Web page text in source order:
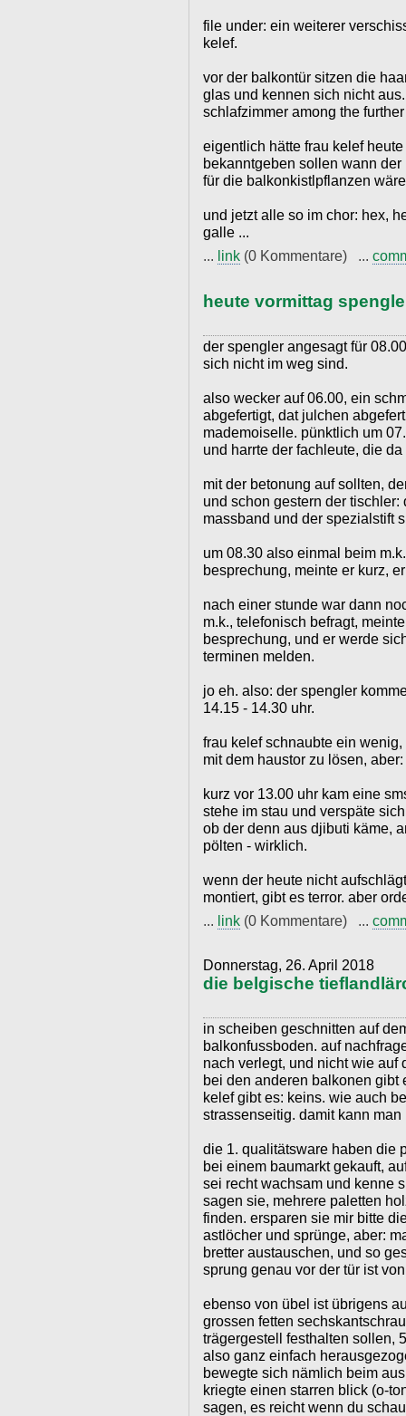
file under: ein weiterer
kelef.
vor der balkontür sitzen die
glas und kennen sich nicht
schlafzimmer among the
eigentlich hätte frau kelef
bekanntgeben sollen wann
für die balkonkistlpflanzen
und jetzt alle so im chor: hex,
galle ...
... link (0 Kommentare) ...
heute vormittag
der spengler angesagt für
sich nicht im weg sind.
also wecker auf 06.00, ein
abgefertigt, dat julchen
mademoiselle. pünktlich um
und harrte der fachleute, die
mit der betonung auf sollten,
und schon gestern der
massband und der spezialstift
um 08.30 also einmal beim
besprechung, meinte er kurz,
nach einer stunde war dann
m.k., telefonisch befragt,
besprechung, und er werde
terminen melden.
jo eh. also: der spengler
14.15 - 14.30 uhr.
frau kelef schnaubte ein
mit dem haustor zu lösen,
kurz vor 13.00 uhr kam eine
stehe im stau und verspäte
ob der denn aus djibuti käme,
pölten - wirklich.
wenn der heute nicht
montiert, gibt es terror. aber
... link (0 Kommentare) ...
Donnerstag, 26. April 2018
die belgische
in scheiben geschnitten auf
balkonfussboden. auf
nach verlegt, und nicht wie auf
bei den anderen balkonen gibt
kelef gibt es: keins. wie auch
strassenseitig. damit kann man
die 1. qualitätsware haben die
bei einem baumarkt gekauft,
sei recht wachsam und kenne
sagen sie, mehrere paletten
finden. ersparen sie mir bitte
astlöcher und sprünge, aber:
bretter austauschen, und so
sprung genau vor der tür ist
ebenso von übel ist übrigens
grossen fetten
trägergestell festhalten sollen,
also ganz einfach
bewegte sich nämlich beim
kriegte einen starren blick (o-
sagen, es reicht wenn du